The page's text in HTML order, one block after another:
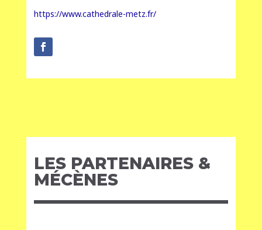
https://www.cathedrale-metz.fr/
LES PARTENAIRES &
MÉCÈNES